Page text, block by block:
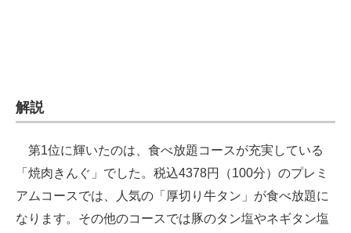
マーケ×ITの今がよく分かる
ITエンジニア向け専門サイト
IT製品の技術・比較・事例
解説
第1位に輝いたのは、食べ放題コースが充実している
「焼肉きんぐ」でした。税込4378円（100分）のプレミ
アムコースでは、人気の「厚切り牛タン」が食べ放題に
なります。その他のコースでは豚のタン塩やネギタン塩